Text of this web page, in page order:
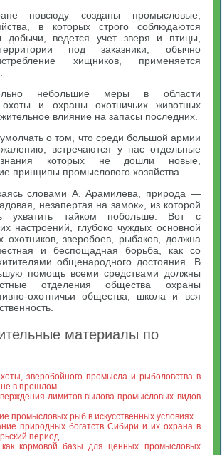
повсюду созданы промысловые,
в которых строго соблюдаются
ведется учет зверя и птицы,
под заказники, обычно
хищников, применяется
небольшие меры в области
охоты и охраны охотничьих животных
влияние на запасы последних.
о том, что среди большой армии
встречаются у нас отдельные
которых не дошли новые,
принципы промыслового хозяйства.
словами А. Арамилева, природа —
незапертая на замок», из которой
ухватить тайком побольше. Вот с
настроений, глубоко чуждых основной
охотников, зверобоев, рыбаков, должна
и беспощадная борьба, как со
общенародного достояния. В
помощь всеми средствами должны
отделения общества охраны
охотничьи общества, школа и вся
материалы по
зверобойного промысла и рыболовства в
в прошлом
лимитов вылова промысловых видов
промысловых рыб в искусственных условиях
природных богатств Сибири и их охрана в
период
кормовой базы для ценных промысловых